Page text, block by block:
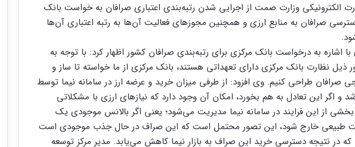
الکترونیکی وزارت صمت از اجرایی شدن رتبه‌بندی اعتباری صرافان به خواست بانک
صرافان به منابع ارزی و همچنین مجوزهای فعالیت آن‌ها به رتبه‌ اعتباری آن‌ها
اشاره به درخواست بانک مرکزی برای رتبه‌بندی صرافان کشور اظهار کرد: با توجه به
ذیل نظارت بانک مرکزی دارای تعهداتی هستند، بانک مرکزی از ما خواسته تا ساز و
صرافان طراحی کنیم. وی افزود: از طرفی میزان خرید و عرضه ارز در سامانه نیما توسط
و اگر این تعادل به هم بخورد، امکان آن وجود دارد که نیازهای ارزی با مشکلاتی
از این فرایند در سامانه نیما مدیریت می‌شود؛ یعنی اگر بالانس موجودی یک
طبیعی خارج شود، این تصور محتمل است که این صراف در حال جذب موجودی است
که در نتیجه دسترسی خرید این صراف به بازار نیما کاهش می‌یابد. مدیر مرکز توسعه